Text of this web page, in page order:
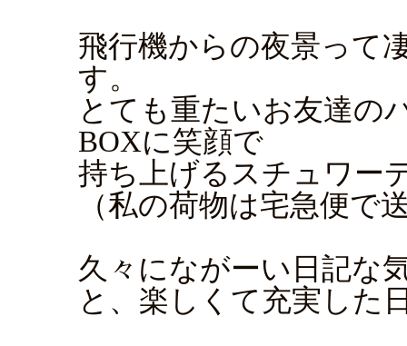
飛行機からの夜景って
す。
とても重たいお友達の
BOXに笑顔で
持ち上げるスチュワー
（私の荷物は宅急便で
久々にながーい日記な
と、楽しくて充実した